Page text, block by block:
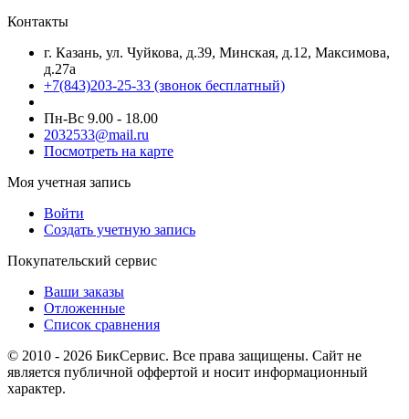
Контакты
г. Казань, ул. Чуйкова, д.39, Минская, д.12, Максимова,
д.27а
+7(843)203-25-33 (звонок бесплатный)
Пн-Вс 9.00 - 18.00
2032533@mail.ru
Посмотреть на карте
Моя учетная запись
Войти
Создать учетную запись
Покупательский сервис
Ваши заказы
Отложенные
Список сравнения
© 2010 - 2026 БикСервис. Все права защищены. Сайт не
является публичной оффертой и носит информационный
характер.